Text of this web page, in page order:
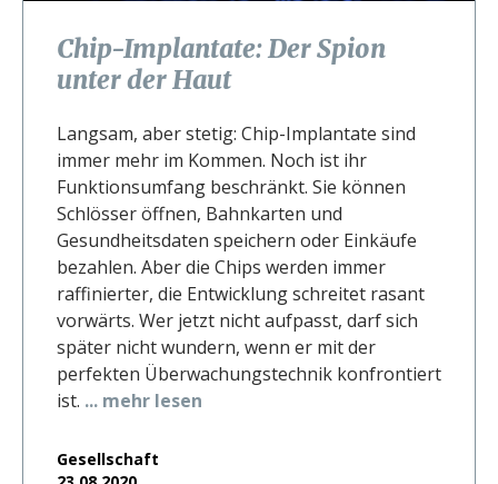
Chip-Implantate: Der Spion
unter der Haut
Langsam, aber stetig: Chip-Implantate sind
immer mehr im Kommen. Noch ist ihr
Funktionsumfang beschränkt. Sie können
Schlösser öffnen, Bahnkarten und
Gesundheitsdaten speichern oder Einkäufe
bezahlen. Aber die Chips werden immer
raffinierter, die Entwicklung schreitet rasant
vorwärts. Wer jetzt nicht aufpasst, darf sich
später nicht wundern, wenn er mit der
perfekten Überwachungstechnik konfrontiert
ist. ... mehr lesen
Gesellschaft